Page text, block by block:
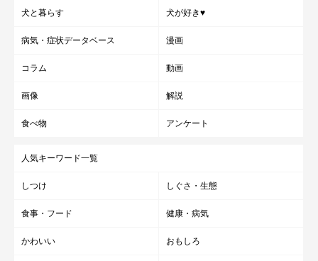
犬と暮らす 犬が好き♥
病気・症状データベース 漫画
コラム 動画
画像 解説
食べ物 アンケート
人気キーワード一覧
しつけ しぐさ・生態
食事・フード 健康・病気
かわいい おもしろ